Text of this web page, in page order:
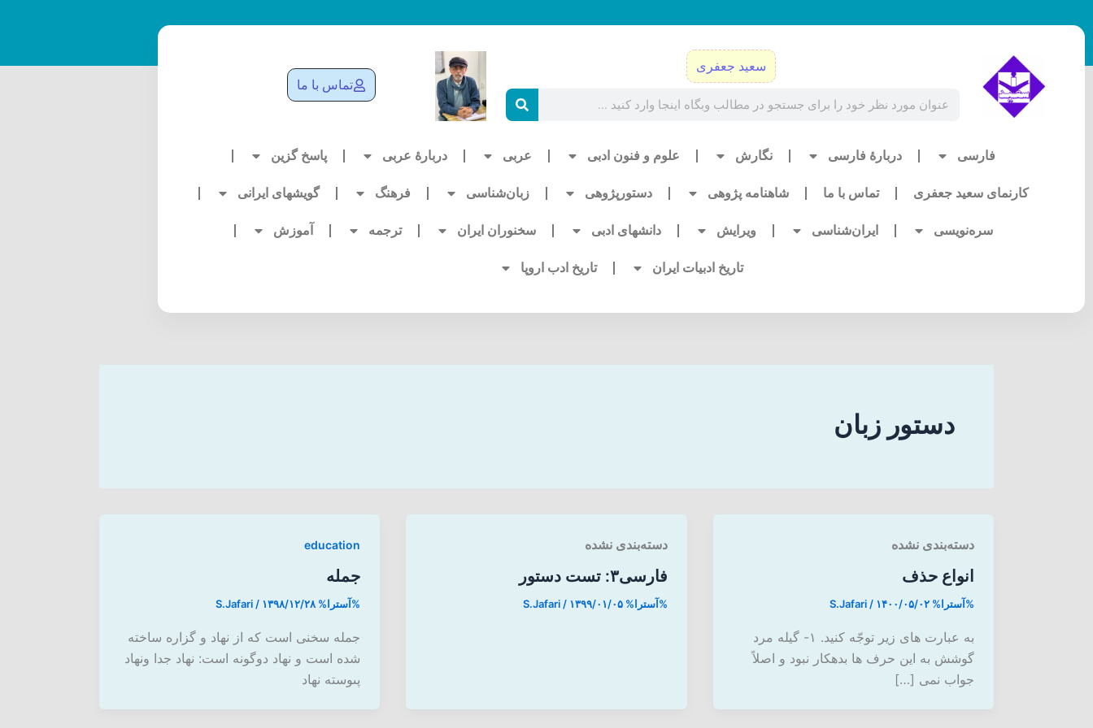
به
سعید جعفری
تماس با ما
فارسی دربارۀ فارسی نگارش علوم و فنون ادبی عربی دربارۀ عربی پاسخ گزین
کارنمای سعید جعفری تماس با ما شاهنامه پژوهی دستورپژوهی زبان‌شناسی فرهنگ گویشهای ایرانی
سره‌نویسی ایران‌شناسی ویرایش دانشهای ادبی سخنوران ایران ترجمه آموزش
تاریخ ادبیات ایران تاریخ ادب اروپا
دستور زبان
دسته‌بندی نشده
انواع حذف
%آسترا% S.Jafari / ۱۴۰۰/۰۵/۰۲
به عبارت های زیر توجّه کنید. ۱- گیله مرد
گوشش به این حرف ها بدهکار نبود و اصلاً
جواب نمی […]
دسته‌بندی نشده
فارسی۳: تست دستور
%آسترا% S.Jafari / ۱۳۹۹/۰۱/۰۵
education
جمله
%آسترا% S.Jafari / ۱۳۹۸/۱۲/۲۸
جمله سخنى است که از نهاد و گزاره ساخته
شده است و نهاد دوگونه است: نهاد جدا ونهاد
پىوسته نهاد